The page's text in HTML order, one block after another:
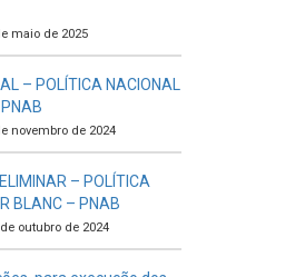
maio de 2025
– POLÍTICA NACIONAL
novembro de 2024
– POLÍTICA
BLANC – PNAB
outubro de 2024